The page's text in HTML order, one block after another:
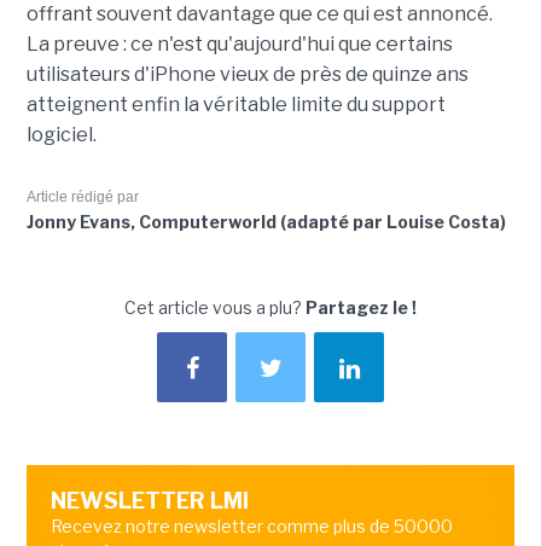
offrant souvent davantage que ce qui est annoncé.
La preuve : ce n'est qu'aujourd'hui que certains
utilisateurs d'iPhone vieux de près de quinze ans
atteignent enfin la véritable limite du support
logiciel.
Article rédigé par
Jonny Evans, Computerworld (adapté par Louise Costa)
Cet article vous a plu? Partagez le !
NEWSLETTER LMI
Recevez notre newsletter comme plus de 50000